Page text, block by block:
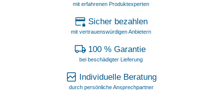
mit erfahrenen Produktexperten
Sicher bezahlen
mit vertrauenswürdigen Anbietern
100 % Garantie
bei beschädigter Lieferung
Individuelle Beratung
durch persönliche Ansprechpartner